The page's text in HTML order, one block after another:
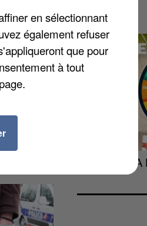
2. Deux
.
a été
TOURNEZ
en sélectionnant
également refuser
que pour
à tout